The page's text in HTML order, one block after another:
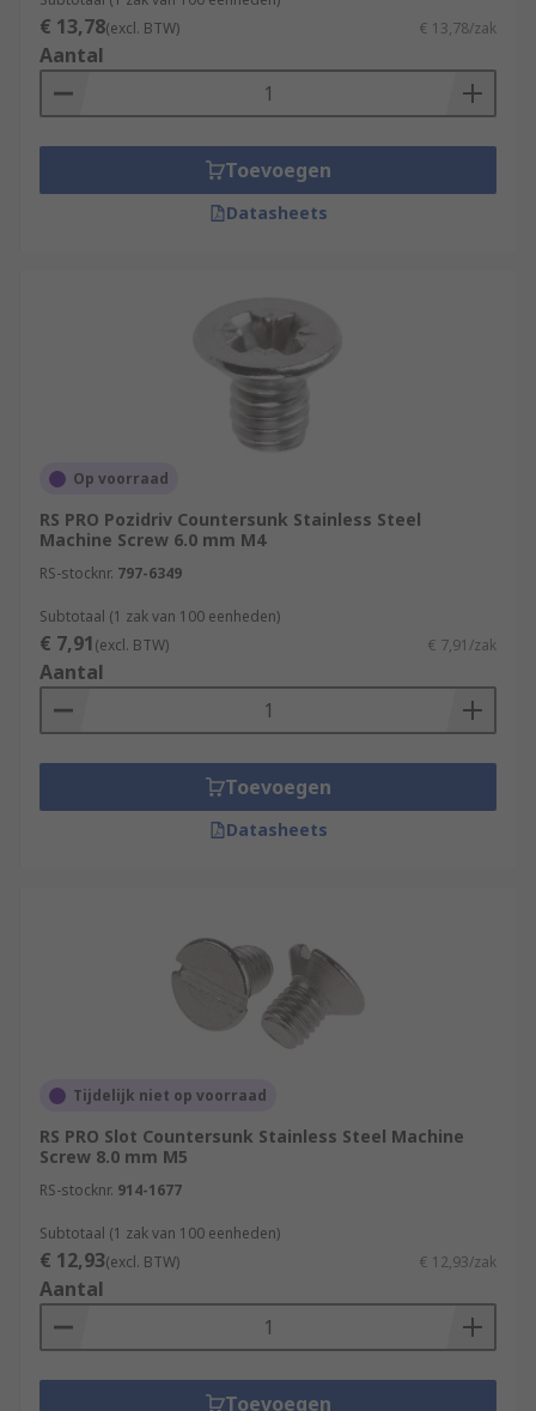
€ 13,78(excl. BTW) € 13,78/zak
Aantal
Toevoegen
Datasheets
Op voorraad
RS PRO Pozidriv Countersunk Stainless Steel
Machine Screw 6.0 mm M4
RS-stocknr. 797-6349
Subtotaal (1 zak van 100 eenheden)
€ 7,91(excl. BTW) € 7,91/zak
Aantal
Toevoegen
Datasheets
Tijdelijk niet op voorraad
RS PRO Slot Countersunk Stainless Steel Machine
Screw 8.0 mm M5
RS-stocknr. 914-1677
Subtotaal (1 zak van 100 eenheden)
€ 12,93(excl. BTW) € 12,93/zak
Aantal
Toevoegen